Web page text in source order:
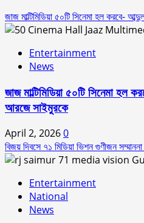
জাজ মাল্টিমিডিয়া ৫০টি সিনেমা হল করবে-
Entertainment
News
জাজ মাল্টিমিডিয়া ৫০টি সিনেমা হল
আরজে সাইমুরকে
April 2, 20260
বিজয় দিবসে ৭১ মিডিয়া ভিশন গুণীজন
Entertainment
National
News